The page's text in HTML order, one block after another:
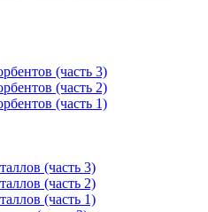
(часть 3)
(часть 2)
(часть 1)
(часть 3)
(часть 2)
(часть 1)